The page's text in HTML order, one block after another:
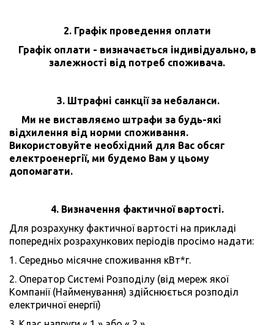
2. Графік проведення оплати
Графік оплати - визначається індивідуально, в
залежності від потреб споживача.
3. Штрафні санкції за небаланси.
Ми не виставляємо штрафи за будь-які
відхилення від норми споживання.
Використовуйте необхідний для Вас обсяг
електроенергії, ми будемо Вам у цьому
допомагати.
4. Визначення фактичної вартості.
Для розрахунку фактичної вартості на прикладі
попередніх розрахункових періодів просімо надати:
1. Середньо місячне споживання кВт*г.
2. Оператор Системі Розподілу (від мереж якої
Компанії (Найменування) здійснюється розподіл
електричної енергії)